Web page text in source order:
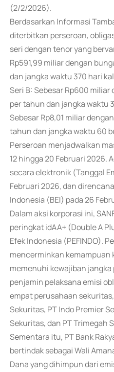
(2/2/2026).
Berdasarkan Informasi
diterbitkan perseroan,
seri dengan tenor yang
Rp591,99 miliar dengan
dan jangka waktu 370 hari
Seri B: Sebesar Rp600
per tahun dan jangka waktu
Sebesar Rp8,01 miliar
tahun dan jangka waktu 60
Perseroan menjadwalkan
12 hingga 20 Februari 2026.
secara elektronik (Tanggal
Februari 2026, dan
Indonesia (BEI) pada 26
Dalam aksi korporasi ini,
peringkat idAA+ (Double A
Efek Indonesia (PEFINDO).
mencerminkan kemampuan
memenuhi kewajiban
penjamin pelaksana emisi
empat perusahaan
Sekuritas, PT Indo Premier
Sekuritas, dan PT Trimegah
Sementara itu, PT Bank
bertindak sebagai Wali
Dana yang dihimpun dari